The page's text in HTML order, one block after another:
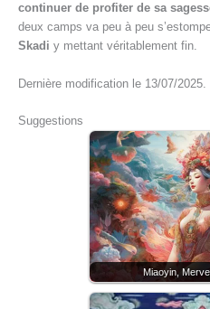
continuer de profiter de sa
deux camps va peu à peu
Skadi y mettant véritablement fin.
Dernière modification le 13/07/2025.
Suggestions
Miaoyin,